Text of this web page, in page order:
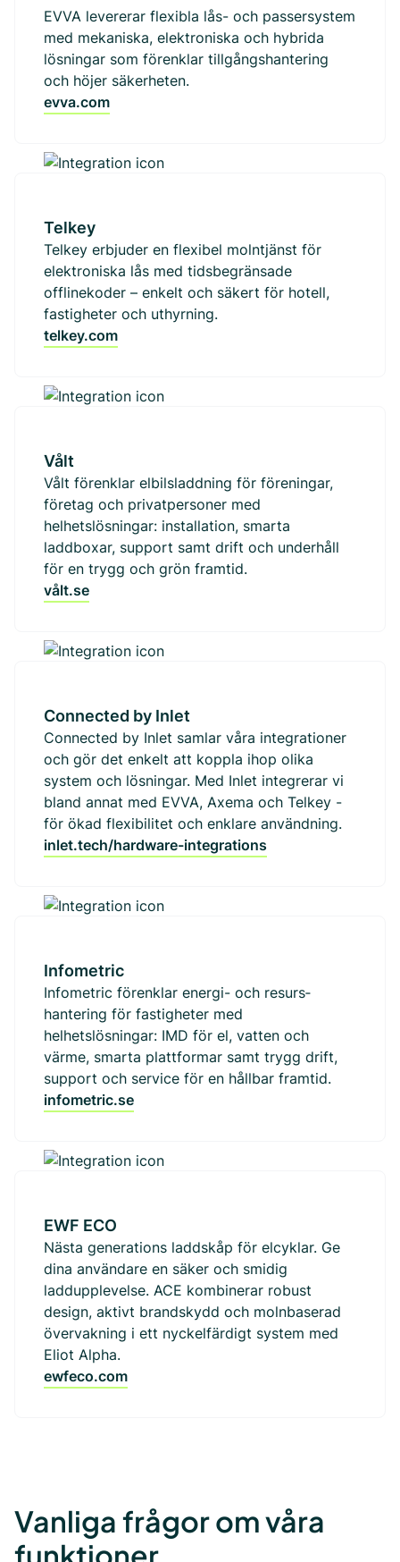
EVVA levererar flexibla lås- och passersystem
med mekaniska, elektroniska och hybrida
lösningar som förenklar tillgångshantering
och höjer säkerheten.
evva.com
Telkey
Telkey erbjuder en flexibel molntjänst för
elektroniska lås med tidsbegränsade
offlinekoder – enkelt och säkert för hotell,
fastigheter och uthyrning.
telkey.com
Vålt
Vålt förenklar elbilsladdning för föreningar,
företag och privatpersoner med
helhetslösningar: installation, smarta
laddboxar, support samt drift och underhåll
för en trygg och grön framtid.
vålt.se
Connected by Inlet
Connected by Inlet samlar våra integrationer
och gör det enkelt att koppla ihop olika
system och lösningar. Med Inlet integrerar vi
bland annat med EVVA, Axema och Telkey -
för ökad flexibilitet och enklare användning.
inlet.tech/hardware-integrations
Infometric
Infometric förenklar energi- och resurs­
hantering för fastigheter med
helhetslösningar: IMD för el, vatten och
värme, smarta plattformar samt trygg drift,
support och service för en hållbar framtid.
infometric.se
EWF ECO
Nästa generations laddskåp för elcyklar. Ge
dina användare en säker och smidig
laddupplevelse. ACE kombinerar robust
design, aktivt brandskydd och molnbaserad
övervakning i ett nyckelfärdigt system med
Eliot Alpha.
ewfeco.com
Vanliga frågor om våra